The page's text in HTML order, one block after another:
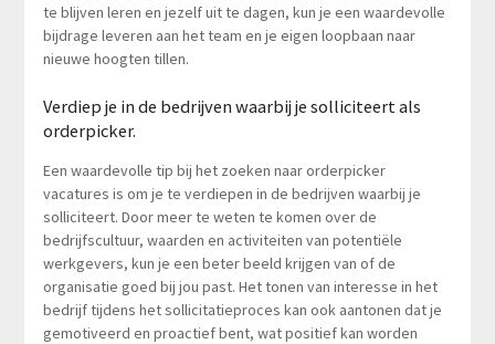
te blijven leren en jezelf uit te dagen, kun je een waardevolle
bijdrage leveren aan het team en je eigen loopbaan naar
nieuwe hoogten tillen.
Verdiep je in de bedrijven waarbij je solliciteert als
orderpicker.
Een waardevolle tip bij het zoeken naar orderpicker
vacatures is om je te verdiepen in de bedrijven waarbij je
solliciteert. Door meer te weten te komen over de
bedrijfscultuur, waarden en activiteiten van potentiële
werkgevers, kun je een beter beeld krijgen van of de
organisatie goed bij jou past. Het tonen van interesse in het
bedrijf tijdens het sollicitatieproces kan ook aantonen dat je
gemotiveerd en proactief bent, wat positief kan worden